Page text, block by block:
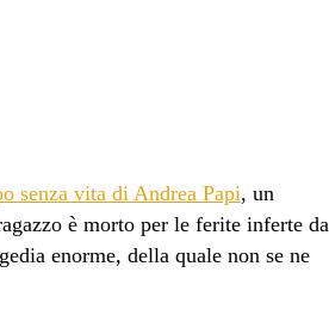
senza vita di Andrea Papi, un
è morto per le ferite inferte da
enorme, della quale non se ne